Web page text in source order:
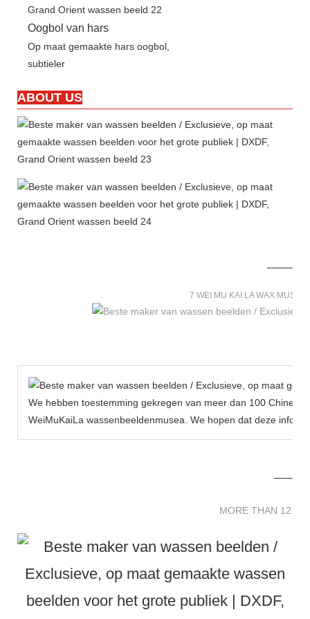
Oogbol van hars
Op maat gemaakte hars oogbol,
subtieler
ABOUT US
7 WEI MU KAI LA WAX
We hebben toestemming gekregen van meer dan 100
WeiMuKaiLa wassenbeeldenmusea. We hopen dat deze
MORE THAN 12